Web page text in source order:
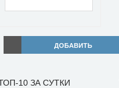
ДОБАВИТЬ
10 ЗА СУТКИ